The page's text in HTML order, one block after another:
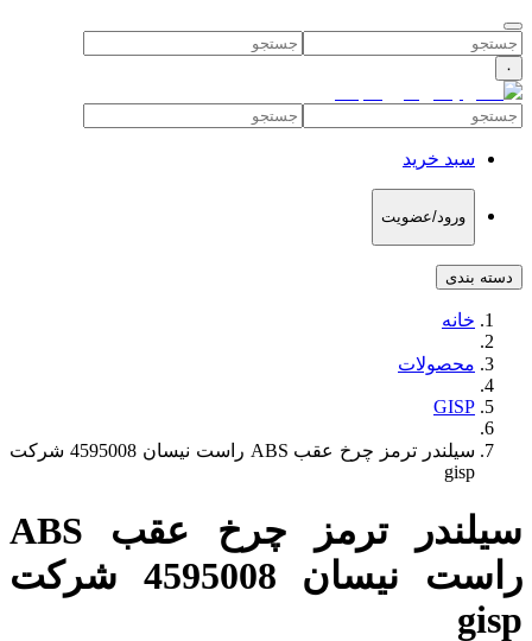
۰
سبد خرید
ورود/عضویت
دسته بندی
خانه
محصولات
GISP
سیلندر ترمز چرخ عقب ABS راست نیسان 4595008 شرکت
gisp
سیلندر ترمز چرخ عقب ABS
راست نیسان 4595008 شرکت
gisp